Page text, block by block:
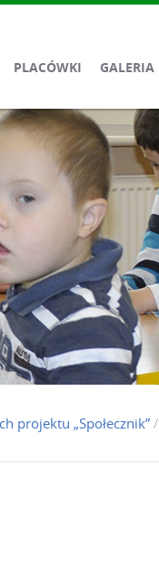
PLACÓWKI GALERIA
projektu „Społecznik”/